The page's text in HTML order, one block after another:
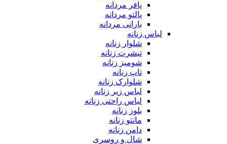
پافر مردانه
پالتو مردانه
بارانی مردانه
لباس زنانه
شلوار زنانه
تیشرت زنانه
شومیز زنانه
تاپ زنانه
شلوارک زنانه
لباس زیر زنانه
لباس راحتی زنانه
بلوز زنانه
مانتو زنانه
دامن زنانه
شال و روسری